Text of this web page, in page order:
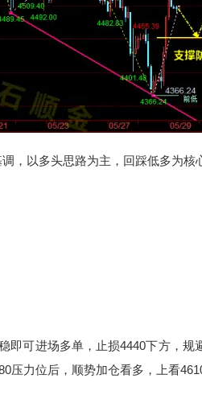
以多头思路为主，回踩低多为核
可进场多单，止损4440下方，规
压力位后，顺势加仓看多，上看